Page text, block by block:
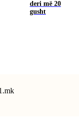
deri më 20
gusht